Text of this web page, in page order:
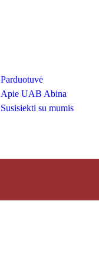
Parduotuvė
Apie UAB Abina
Susisiekti su mumis